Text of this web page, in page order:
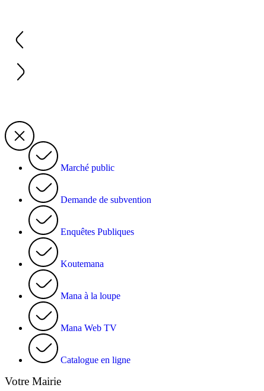
Marché public
Demande de subvention
Enquêtes Publiques
Koutemana
Mana à la loupe
Mana Web TV
Catalogue en ligne
Votre Mairie